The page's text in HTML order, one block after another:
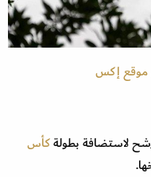
لاستضافة بطولةكأس